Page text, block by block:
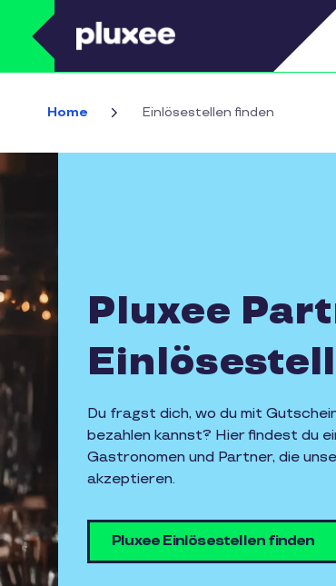
Direkt zum Inhalt
Home Einlösestellen finden
Pluxee
Du fragst dich, wo du mit
bezahlen kannst? Hier findest du
Gastronomen und Partner, die
akzeptieren.
Pluxee Einlösestellen finden